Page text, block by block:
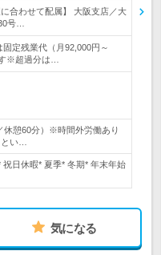
合わせて配属】 大阪支店／大
号…
定残業代（月92,000円～
※超過分は…
休憩60分）※時間外労働あり
い…
日休暇* 夏季* 冬期* 年末年始
気になる